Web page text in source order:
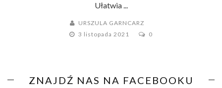
Ułatwia ...
URSZULA GARNCARZ
3 listopada 2021
0
ZNAJDŹ NAS NA FACEBOOKU